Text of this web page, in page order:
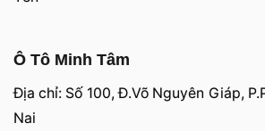
Ô Tô Minh Tâm
Địa chỉ: Số 100, Đ.Võ Nguyên Giáp,
Nai